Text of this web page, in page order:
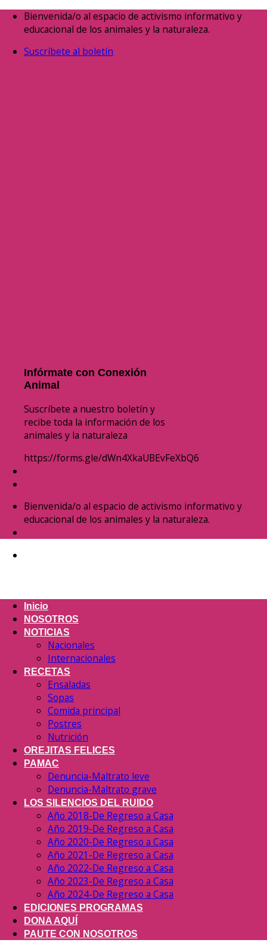
Saltar Bienvenida/o al espacio de activismo informativo y
educacional de los animales y la naturaleza.
Suscríbete al boletín
Infórmate con Conexión
Animal
Suscríbete a nuestro boletín y
recibe toda la información de los
animales y la naturaleza
https://forms.gle/dWn4XkaUBEvFeXbQ6
Bienvenida/o al espacio de activismo informativo y
educacional de los animales y la naturaleza.
Inicio
NOSOTROS
NOTICIAS
Nacionales
Internacionales
RECETAS
Ensaladas
Sopas
Comida principal
Postres
Nutrición
OREJITAS FELICES
PAMAC
Denuncia-Maltrato leve
Denuncia-Maltrato grave
LOS SILENCIOS DEL RUIDO
Año 2018-De Regreso a Casa
Año 2019-De Regreso a Casa
Año 2020-De Regreso a Casa
Año 2021-De Regreso a Casa
Año 2022-De Regreso a Casa
Año 2023-De Regreso a Casa
Año 2024-De Regreso a Casa
EDICIONES PROGRAMAS
DONA AQUÍ
PAUTE CON NOSOTROS